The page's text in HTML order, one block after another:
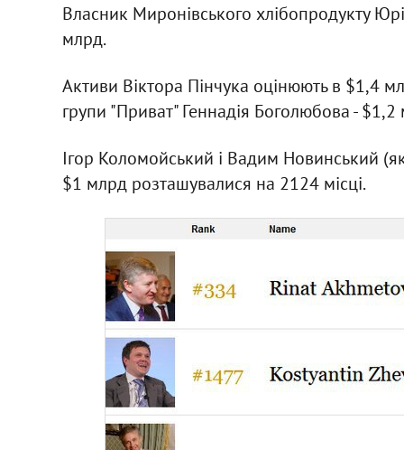
Власник Миронівського хлібопродукту
млрд.
Активи Віктора Пінчука оцінюють в $1,4
групи "Приват" Геннадія Боголюбова -
Ігор Коломойський і Вадим Новинський
$1 млрд розташувалися на 2124 місці.